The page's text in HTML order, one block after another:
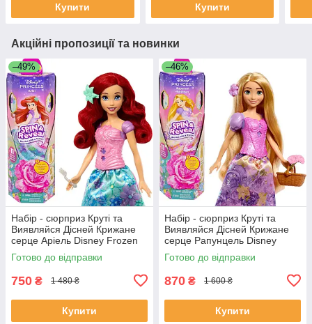
Купити Купити
Акційні пропозиції та новинки
–49%
Набір - сюрприз Круті та
Виявляйся Дісней Крижане
серце Аріель Disney Frozen
Ariel Spin & Reveal HTV88
Готово до відправки
750 ₴ 1 480 ₴
Купити
–46%
Набір - сюрприз Круті та
Виявляйся Дісней Крижане
серце Рапунцель Disney
Frozen Rapunzel Spin &
Reveal HTV86
Готово до відправки
870 ₴ 1 600 ₴
Купити